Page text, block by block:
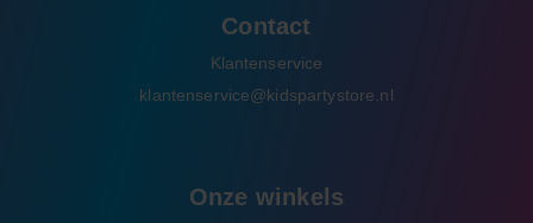
Contact
Klantenservice
klantenservice@kidspartystore.nl
Onze winkels